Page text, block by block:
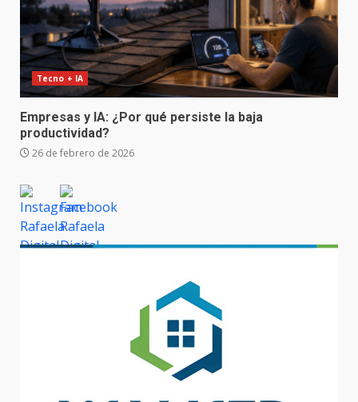
Tecno + IA
Empresas y IA: ¿Por qué persiste la baja
productividad?
26 de febrero de 2026